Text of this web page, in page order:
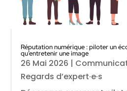
Réputation numérique : piloter un
qu’entretenir une image
26 Mai 2026 |
Regards d’expert·e·s